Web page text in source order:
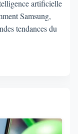
artificielle
Samsung,
tendances du